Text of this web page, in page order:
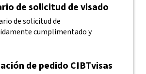
de solicitud de visado
de solicitud de
cumplimentado y
de pedido CIBTvisas